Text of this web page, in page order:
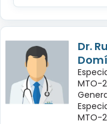
Dr.
MTO-
MTO-